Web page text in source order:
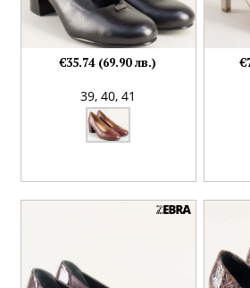
39,40,41
€35.74 (69.90 лв.)